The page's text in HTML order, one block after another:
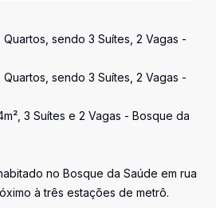
Quartos, sendo 3 Suítes, 2 Vagas -
Quartos, sendo 3 Suítes, 2 Vagas -
3 Suítes e 2 Vagas - Bosque da
no Bosque da Saúde em rua
à três estações de metrô.